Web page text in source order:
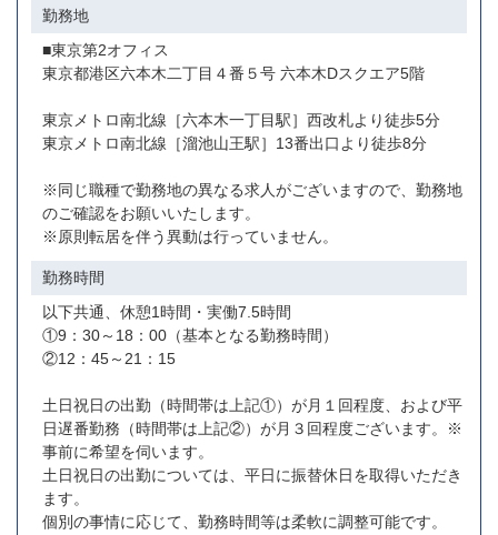
勤務地
■東京第2オフィス
東京都港区六本木二丁目４番５号 六本木Dスクエア5階
東京メトロ南北線［六本木一丁目駅］西改札より徒歩5分
東京メトロ南北線［溜池山王駅］13番出口より徒歩8分
※同じ職種で勤務地の異なる求人がございますので、勤務地
のご確認をお願いいたします。
※原則転居を伴う異動は行っていません。
勤務時間
以下共通、休憩1時間・実働7.5時間
①9：30～18：00（基本となる勤務時間）
②12：45～21：15
土日祝日の出勤（時間帯は上記①）が月１回程度、および平
日遅番勤務（時間帯は上記②）が月３回程度ございます。※
事前に希望を伺います。
土日祝日の出勤については、平日に振替休日を取得いただき
ます。
個別の事情に応じて、勤務時間等は柔軟に調整可能です。